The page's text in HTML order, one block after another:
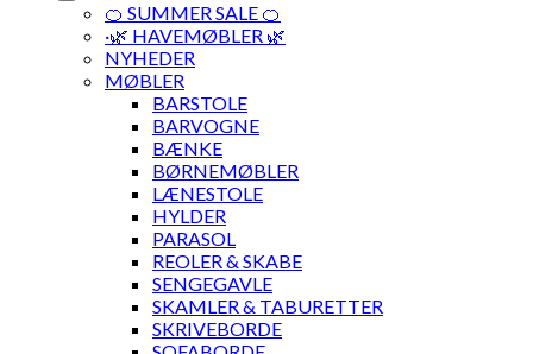
🍊 SUMMER SALE 🍊
·🌿 HAVEMØBLER 🌿
NYHEDER
MØBLER
BARSTOLE
BARVOGNE
BÆNKE
BØRNEMØBLER
LÆNESTOLE
HYLDER
PARASOL
REOLER & SKABE
SENGEGAVLE
SKAMLER & TABURETTER
SKRIVEBORDE